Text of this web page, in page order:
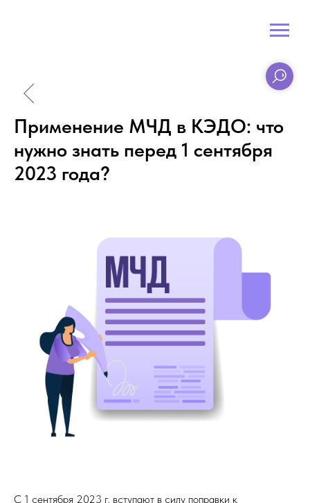
Применение МЧД в КЭДО: что
нужно знать перед 1 сентября
2023 года?
С 1 сентября 2023 г. вступают в силу поправки к